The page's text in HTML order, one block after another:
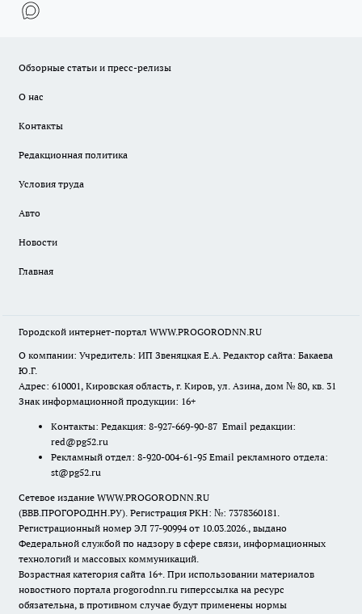
Обзорные статьи и пресс-релизы
О нас
Контакты
Редакционная политика
Условия труда
Авто
Новости
Главная
Городской интернет-портал WWW.PROGORODNN.RU
О компании: Учредитель: ИП Звеняцкая Е.А. Редактор сайта: Бакаева
Ю.Г.
Адрес: 610001, Кировская область, г. Киров, ул. Азина, дом № 80, кв. 31
Знак информационной продукции: 16+
Контакты: Редакция: 8-927-669-90-87 Email редакции:
red@pg52.ru
Рекламный отдел: 8-920-004-61-95 Email рекламного отдела:
st@pg52.ru
Сетевое издание WWW.PROGORODNN.RU
(ВВВ.ПРОГОРОДНН.РУ). Регистрация РКН: №: 7378360181.
Регистрационный номер ЭЛ 77-90994 от 10.03.2026., выдано
Федеральной службой по надзору в сфере связи, информационных
технологий и массовых коммуникаций.
Возрастная категория сайта 16+. При использовании материалов
новостного портала progorodnn.ru гиперссылка на ресурс
обязательна, в противном случае будут применены нормы